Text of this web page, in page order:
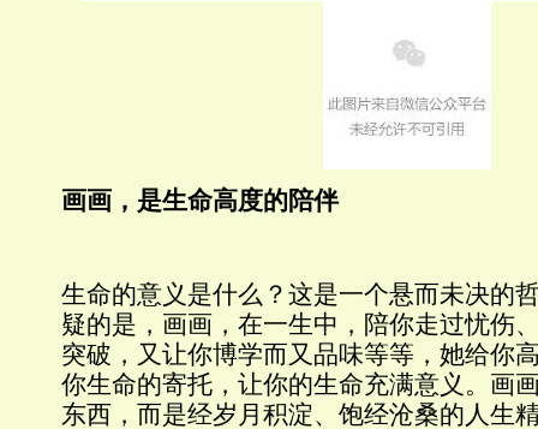
画画，是生命高度的陪伴
生命的意义是什么？这是一个悬而未决的
疑的是，画画，在一生中，陪你走过忧伤
突破，又让你博学而又品味等等，她给你
你生命的寄托，让你的生命充满意义。画
东西，而是经岁月积淀、饱经沧桑的人生